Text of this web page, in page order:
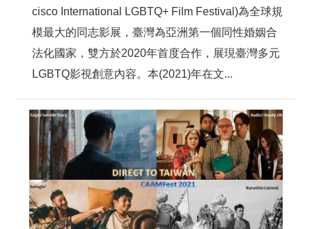
cisco International LGBTQ+ Film Festival)為全球規
模最大的同志影展，臺灣為亞洲第一個同性婚姻合
法化國家，雙方於2020年首度合作，展現臺灣多元
LGBTQ影視創意內容。本(2021)年在文...